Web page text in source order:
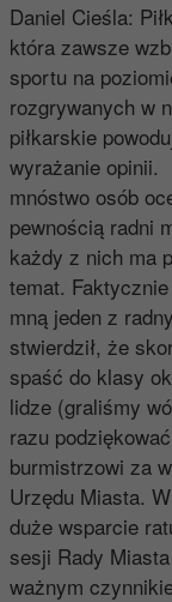
Daniel Cieśla:
która zawsze
sportu na
rozgrywanych w
piłkarskie
wyrażanie opinii.
mnóstwo osób
pewnością radni
każdy z nich ma
temat.
mną jeden z
stwierdził, że
spaść do klasy
lidze (graliśmy
razu
burmistrzowi za
Urzędu Miasta.
duże wsparcie
sesji Rady
ważnym